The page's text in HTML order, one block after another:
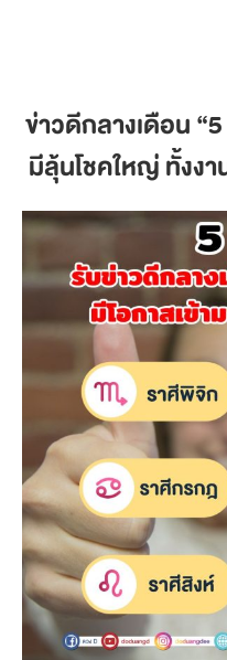
ข่าวดีกลางเดือน
มีลุ้นโชคใหญ่ ทั้งงา